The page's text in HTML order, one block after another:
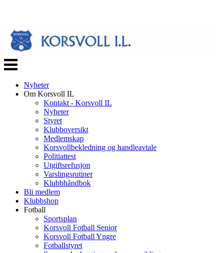
Veksle
navigasjon
Nyheter
Om Korsvoll IL
Kontakt - Korsvoll IL
Nyheter
Styret
Klubboversikt
Medlemskap
Korsvollbekledning og handleavtale
Politiattest
Utgiftsrefusjon
Varslingsrutiner
Klubbhåndbok
Bli medlem
Klubbshop
Fotball
Sportsplan
Korsvoll Fotball Senior
Korsvoll Fotball Yngre
Fotballstyret